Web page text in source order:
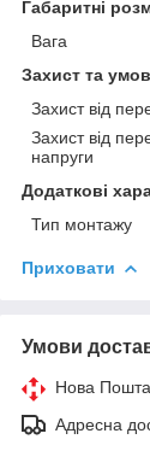
Габаритні
Вага
Захист та
Захист від
Захист від
напруги
Додаткові
Тип монтажу
Приховати
Умови
Нова Пошта
Адресна